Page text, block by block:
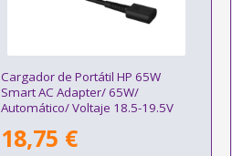
Cargador de Portátil HP 65W
Smart AC Adapter/ 65W/
Automático/ Voltaje 18.5-19.5V
18,75 €